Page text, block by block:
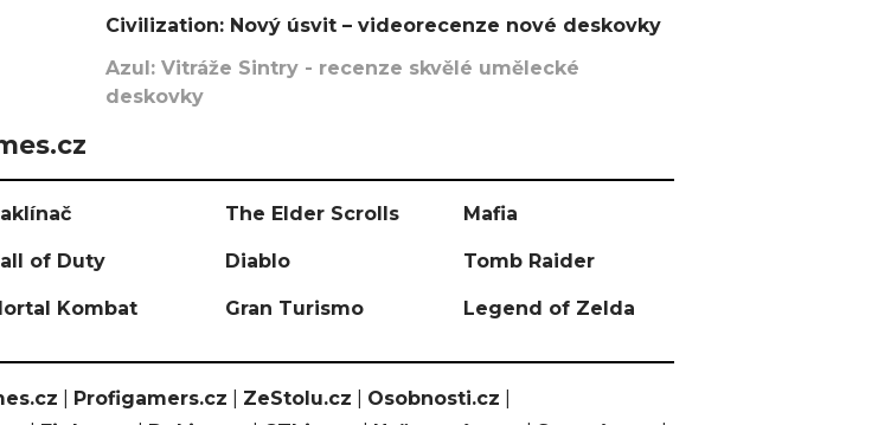
Civilization: Nový úsvit – videorecenze nové deskovky
Azul: Vitráže Sintry - recenze skvělé umělecké
deskovky
The Elder Scrolls Mafia
of Duty Diablo Tomb Raider
Kombat Gran Turismo Legend of Zelda
Profigamers.cz ZeStolu.cz Osobnosti.cz